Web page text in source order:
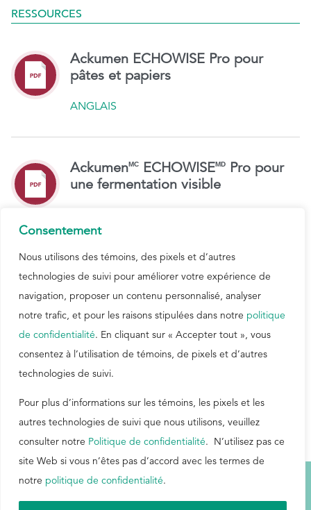
Consentement
Nous utilisons des témoins, des pixels et d’autres
technologies de suivi pour améliorer votre expérience de
navigation, proposer un contenu personnalisé, analyser
notre trafic, et pour les raisons stipulées dans notre politique
de confidentialité. En cliquant sur « Accepter tout », vous
consentez à l’utilisation de témoins, de pixels et d’autres
technologies de suivi.
Pour plus d’informations sur les témoins, les pixels et les
autres technologies de suivi que nous utilisons, veuillez
consulter notre Politique de confidentialité. N’utilisez pas ce
site Web si vous n’êtes pas d’accord avec les termes de
notre politique de confidentialité.
RESSOURCES
Ackumen ECHOWISE Pro pour
pâtes et papiers
ANGLAIS
AckumenMC ECHOWISEMD
Pro pour
une fermentation visible
ECHOWISE – Livre numérique 1
ANGLAIS
Contrôle de procédé ECHOWISE
ANGLAIS